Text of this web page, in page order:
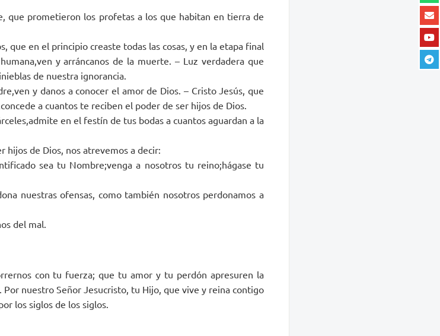
que prometieron los profetas a los que habitan en tierra de
que en el principio creaste todas las cosas, y en la etapa final
y arráncanos de la muerte. – Luz verdadera que
de nuestra ignorancia.
y danos a conocer el amor de Dios. – Cristo Jesús, que
a cuantos te reciben el poder de ser hijos de Dios.
en el festín de tus bodas a cuantos aguardan a la
hijos de Dios, nos atrevemos a decir:
sea tu Nombre;venga a nosotros tu reino;hágase tu
nuestras ofensas, como también nosotros perdonamos a
del mal.
con tu fuerza; que tu amor y tu perdón apresuren la
Por nuestro Señor Jesucristo, tu Hijo, que vive y reina contigo
los siglos de los siglos.